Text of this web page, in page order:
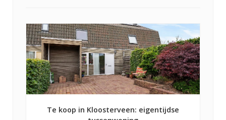
Te koop in Kloosterveen: eigentijdse